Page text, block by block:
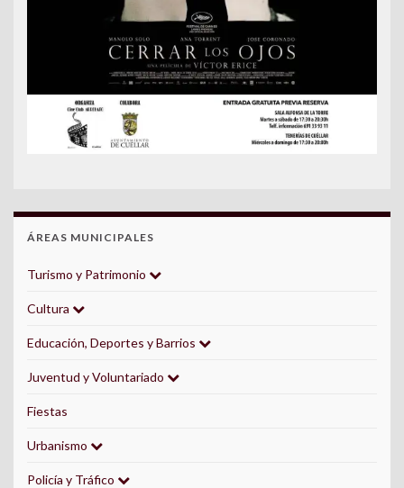
ÁREAS MUNICIPALES
Turismo y Patrimonio
Cultura
Educación, Deportes y Barrios
Juventud y Voluntariado
Fiestas
Urbanismo
Policía y Tráfico